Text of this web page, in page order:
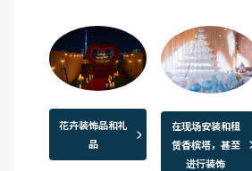
花卉装饰品和礼
品
在现场安装和租
赁香槟塔，甚至
进行装饰